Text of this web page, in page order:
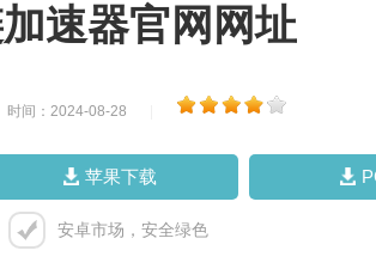
速器官网网址
时间：2024-08-28
苹果下载
安卓市场，安全绿色